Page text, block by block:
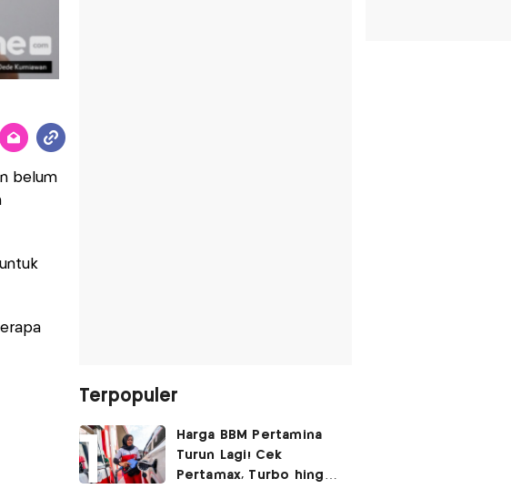
belum
Terpopuler
Harga BBM Pertamina
Turun Lagi! Cek
Pertamax, Turbo hingga